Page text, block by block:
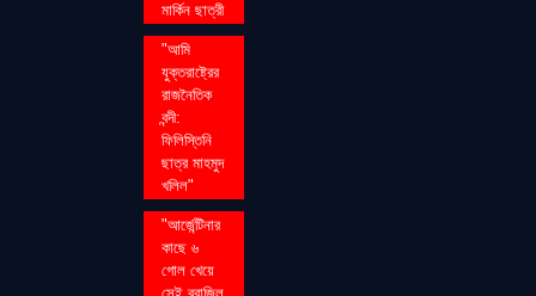
মার্কিন ছাত্রী
"আমি
যুক্তরাষ্ট্রের
রাজনৈতিক
বন্দী:
ফিলিস্তিনি
ছাত্র মাহমুদ
খলিল"
"আর্জেন্টিনার
কাছে ৬
গোল খেয়ে